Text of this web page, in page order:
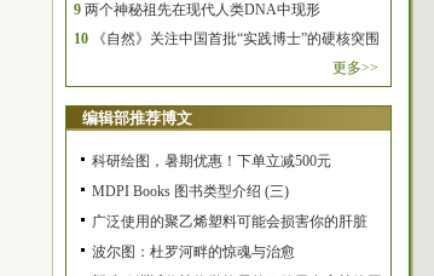
9 两个神秘祖先在现代人类DNA中现形
10
《自然》关注中国首批“实践博士”的硬核突围
更多>>
编辑部推荐博文
科研绘图，暑期优惠！下单立减500元
MDPI Books 图书类型介绍 (三)
广泛使用的聚乙烯塑料可能会损害你的肝脏
波尔图：杜罗河畔的惊魂与治愈